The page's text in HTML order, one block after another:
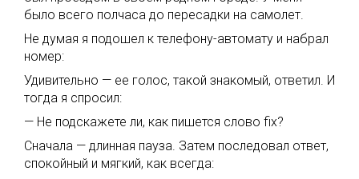
было всего полчаса до пересадки на самолет.
Не думая я подошел к телефону-автомату и набрал
номер:
Удивительно — ее голос, такой знакомый, ответил. И
тогда я спросил:
— Не подскажете ли, как пишется слово fix?
Сначала — длинная пауза. Затем последовал ответ,
спокойный и мягкий, как всегда: